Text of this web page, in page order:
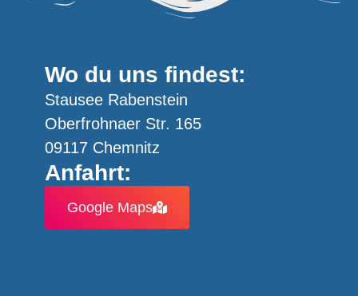
Wo du uns findest:
Stausee Rabenstein
Oberfrohnaer Str. 165
09117 Chemnitz
Anfahrt:
Google Maps